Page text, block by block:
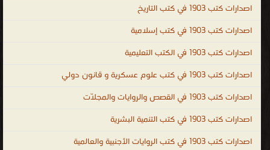
الأيرلندية ، اللغة الجاوية ، اللغة اللاتينية ، اللغة اللاتيفية ، اللغة اللتوانية ،
المولدافية ، اللغة النروجية ، اللغة البولندية ، اللغة البرتغالية ، اللغة الصربية
، اللغة السلوفاكية ، اللغة السلوفينية ، اللغة السواحيلية ، اللغة السويدية
، لغة التاجالوج ، اللغة الفلبينية ، اللغة التترية ، اللغة الفيتنامية ، اللغة
الوالونية ، اللغة الولوفية ، اللغة اليوروبة ، لغة الزولو ، اللغة الكورسية ،
الإسبرنتو ، الفولابوك ، اللغة الكريولية الهايتية ، اللغة الصينية ، اللغة
الكورية ، اللغة اليابانية ، كتب اللغات ، مكتبة اللغات بالفجالة ، كتاب تعلم
اللغة التركية باللغة العربي ، تحميل كتب تعليم اللغة الالمانية للمبتدئين
اصدارات كتب 1903 في كتب التاريخ
اصدارات كتب 1903 في كتب إسلامية
اصدارات كتب 1903 في الكتب التعليمية
اصدارات كتب 1903 في كتب علوم عسكرية و قانون دولي
اصدارات كتب 1903 في القصص والروايات والمجلّات
اصدارات كتب 1903 في كتب التنمية البشرية
اصدارات كتب 1903 في كتب الروايات الأجنبية والعالمية